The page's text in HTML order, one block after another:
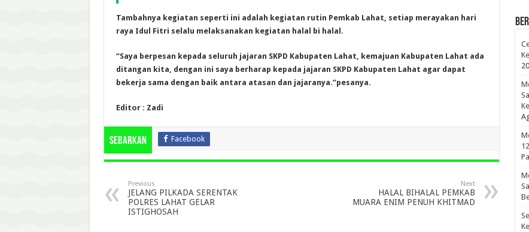
Tambahnya kegiatan seperti ini adalah kegiatan rutin Pemkab Lahat, setiap merayakan hari
raya Idul Fitri selalu melaksanakan kegiatan halal bi halal.
“Saya berpesan kepada seluruh jajaran SKPD Kabupaten Lahat, kemajuan Kabupaten Lahat ada
ditangan kita, dengan ini saya berharap kepada jajaran SKPD Kabupaten Lahat agar dapat
bekerja sama dengan baik antara atasan dan jajaranya.”pesanya.
Editor : Zadi
Sebarkan Facebook
Previous
JELANG PILKADA SERENTAK
POLRES LAHAT GELAR
ISTIGHOSAH
Next
HALAL BIHALAL PEMKAB
MUARA ENIM PENUH KHITMAD